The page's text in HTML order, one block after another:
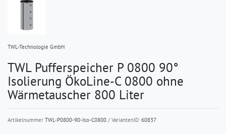
TWL-Technologie GmbH
TWL Pufferspeicher P 0800 90°
Isolierung ÖkoLine-C 0800 ohne
Wärmetauscher 800 Liter
Artikelnummer TWL-P0800-90-Iso-C0800 / VariantenID: 60837